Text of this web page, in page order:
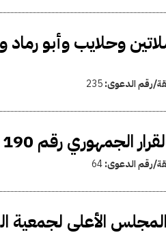
وحلايب وأبو
رقم الدعوى:235
رقم 190 لسنة 2014
رقم الدعوى:64
الأعلى لجمعية